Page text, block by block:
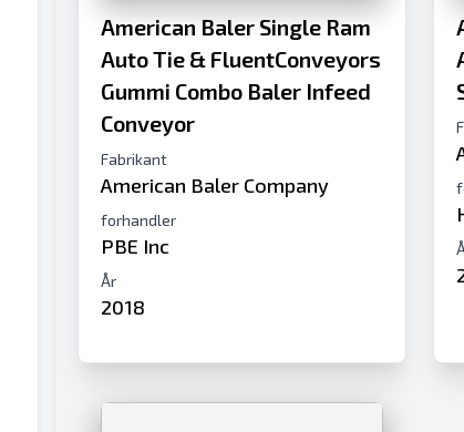
American Baler Single Ram
Auto Tie & FluentConveyors
Gummi Combo Baler Infeed
Conveyor
Fabrikant
American Baler Company
forhandler
PBE Inc
År
2018